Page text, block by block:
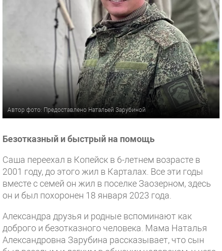
Автор фото: Предоставлено Натальей Зарубиной
Безотказный и быстрый на помощь
Саша переехал в Копейск в 6-летнем возрасте в
2001 году, до этого жил в Карталах. Все эти годы
вместе с семей он жил в поселке Заозерном, здесь
он и был похоронен 18 января 2023 года.
Александра друзья и родные вспоминают как
доброго и безотказного человека. Мама Наталья
Александровна Зарубина рассказывает, что сын